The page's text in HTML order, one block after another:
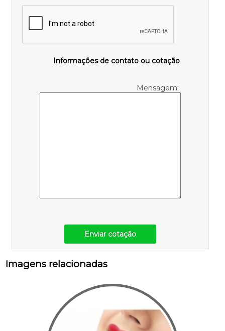
Informações de contato ou cotação
Mensagem:
Enviar cotação
Imagens relacionadas